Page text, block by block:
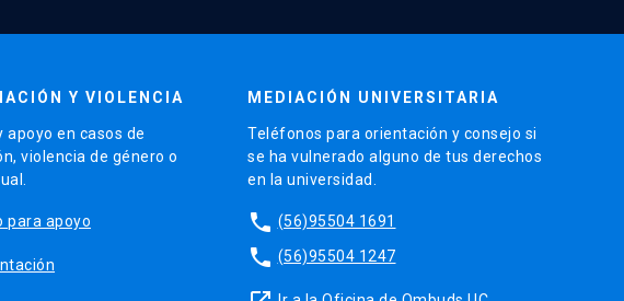
Y VIOLENCIA
apoyo en casos de
violencia de género o
para apoyo
MEDIACIÓN UNIVERSITARIA
Teléfonos para orientación y consejo si
se ha vulnerado alguno de tus derechos
en la universidad.
phone (56)95504 1691
phone (56)95504 1247